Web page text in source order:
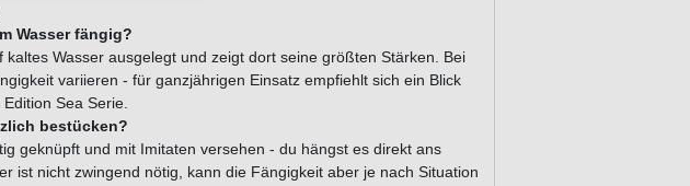
Wasser fängig?
kaltes Wasser ausgelegt und zeigt dort seine größten Stärken. Bei
variieren - für ganzjährigen Einsatz empfiehlt sich ein Blick
Sea Serie.
bestücken?
geknüpft und mit Imitaten versehen - du hängst es direkt ans
ist nicht zwingend nötig, kann die Fängigkeit aber je nach Situation